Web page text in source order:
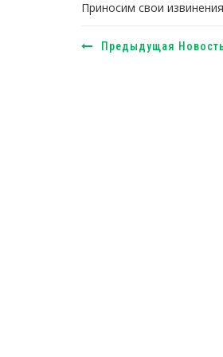
Приносим свои
Предыдущая